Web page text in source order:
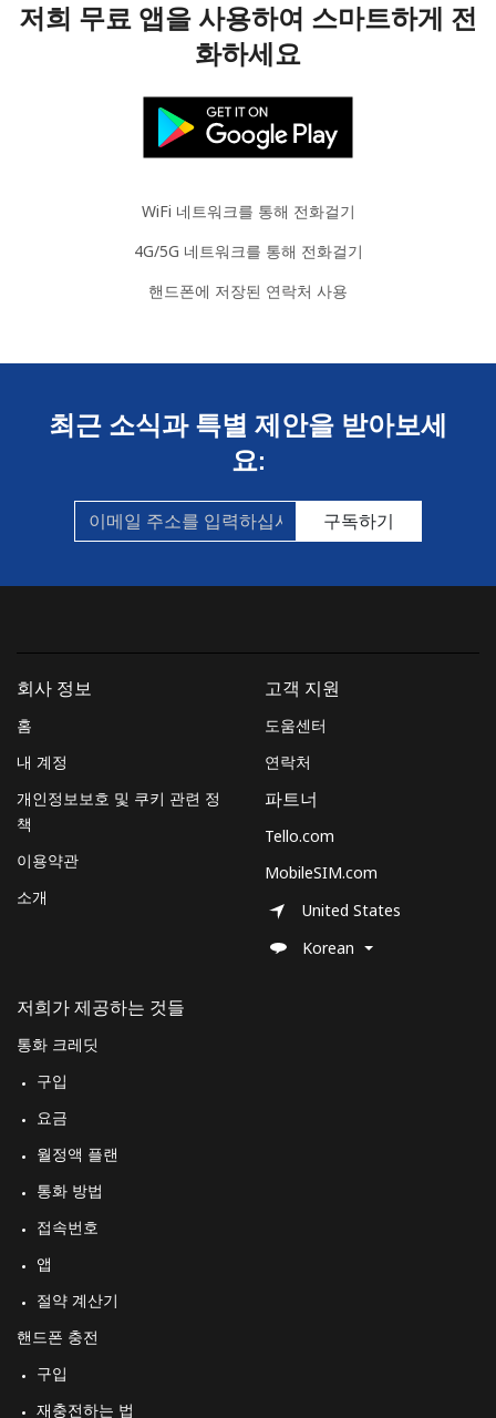
저희 무료 앱을 사용하여 스마트하게 전
화하세요
WiFi 네트워크를 통해 전화걸기
4G/5G 네트워크를 통해 전화걸기
핸드폰에 저장된 연락처 사용
최근 소식과 특별 제안을 받아보세
요:
구독하기
회사 정보
홈
내 계정
개인정보보호 및 쿠키 관련 정
책
이용약관
소개
저희가 제공하는 것들
통화 크레딧
구입
요금
월정액 플랜
통화 방법
접속번호
앱
절약 계산기
핸드폰 충전
구입
재충전하는 법
고객 지원
도움센터
연락처
파트너
Tello.com
MobileSIM.com
United States
Korean